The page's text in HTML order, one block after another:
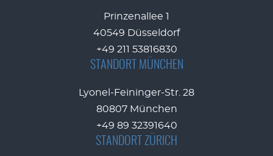
Prinzenallee 1
40549 Düsseldorf
+49 211 53816830
STANDORT MÜNCHEN
Lyonel-Feininger-Str. 28
80807 München
+49 89 32391640
STANDORT ZÜRICH